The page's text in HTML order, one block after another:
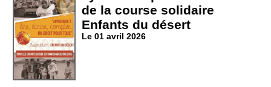
de la course solidaire
Enfants du désert
Le 01 avril 2026